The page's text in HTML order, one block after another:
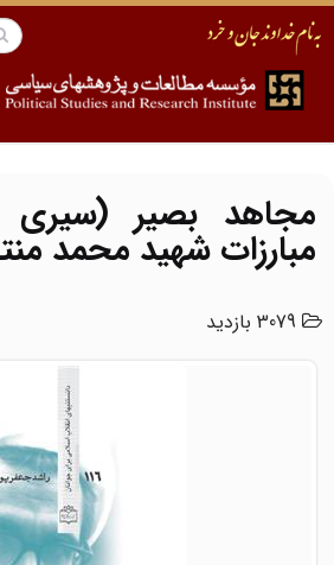
مجاهد بصیر (سیری
مبارزات شهید محمد
3079 بازدید